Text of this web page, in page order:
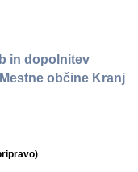
in dopolnitev
občine Kranj